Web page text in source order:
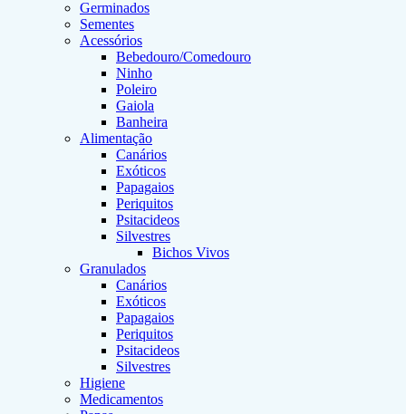
Germinados
Sementes
Acessórios
Bebedouro/Comedouro
Ninho
Poleiro
Gaiola
Banheira
Alimentação
Canários
Exóticos
Papagaios
Periquitos
Psitacideos
Silvestres
Bichos Vivos
Granulados
Canários
Exóticos
Papagaios
Periquitos
Psitacideos
Silvestres
Higiene
Medicamentos